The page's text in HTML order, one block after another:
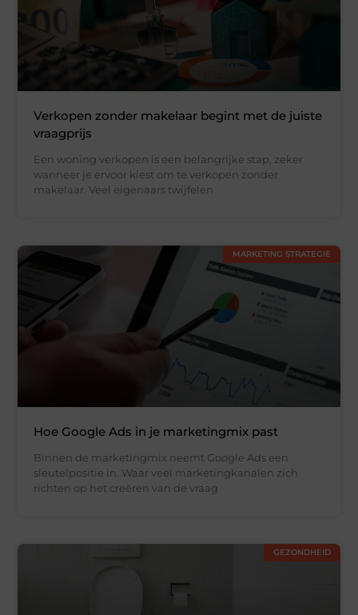
Verkopen zonder makelaar begint met de juiste
vraagprijs
Een woning verkopen is een belangrijke stap, zeker
wanneer je ervoor kiest om te verkopen zonder
makelaar. Veel eigenaars twijfelen
MARKETING STRATEGIE
Hoe Google Ads in je marketingmix past
Binnen de marketingmix neemt Google Ads een
sleutelpositie in. Waar veel marketingkanalen zich
richten op het creëren van de vraag
GEZONDHEID